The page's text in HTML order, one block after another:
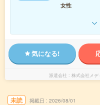
女性
気になる!
派遣会社 株式会社メ
未読 掲載日 2026/08/01